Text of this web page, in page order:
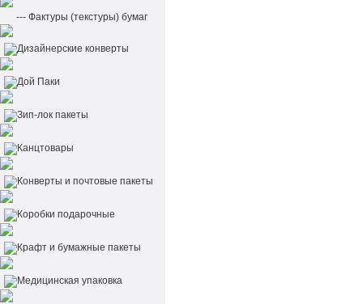
--- Фактуры (текстуры) бумаг
Дизайнерские конверты
Дой Паки
Зип-лок пакеты
Канцтовары
Конверты и почтовые пакеты
Коробки подарочные
Крафт и бумажные пакеты
Медицинская упаковка